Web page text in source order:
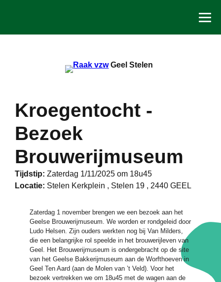
Geel Stelen
Kroegentocht -
Bezoek
Brouwerijmuseum
Tijdstip: Zaterdag 1/11/2025 om 18u45
Locatie: Stelen Kerkplein , Stelen 19 , 2440 GEEL
Zaterdag 1 november brengen we een bezoek aan het
Geelse Brouwerijmuseum. We worden er rondgeleid door
Ludo Helsen. Zijn ouders werkten nog bij Van Milders,
die een belangrijke rol speelde in het brouwerijleven van
Geel. Het Brouwerijmuseum is ondergebracht op de site
van het Geelse Bakkerijmuseum aan de Worfthoeven in
Geel Ten Aard (aan de Molen van ’t Veld). Voor het
bezoek vertrekken we om 18u45 met de wagen aan de